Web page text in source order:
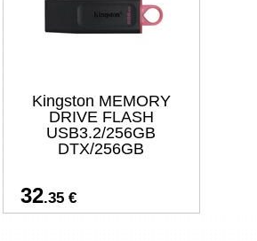
Kingston MEMORY
DRIVE FLASH
USB3.2/256GB
DTX/256GB
32.35 €